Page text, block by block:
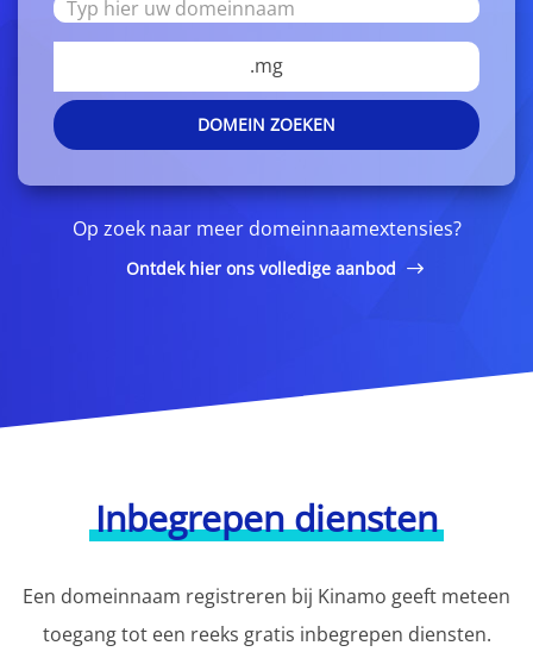
.mg
DOMEIN ZOEKEN
Op zoek naar meer domeinnaamextensies?
Ontdek hier ons volledige aanbod
Inbegrepen diensten
Een domeinnaam registreren bij Kinamo geeft meteen
toegang tot een reeks gratis inbegrepen diensten.